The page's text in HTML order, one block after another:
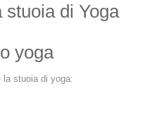
di Yoga
yoga
la stuoia di yoga: